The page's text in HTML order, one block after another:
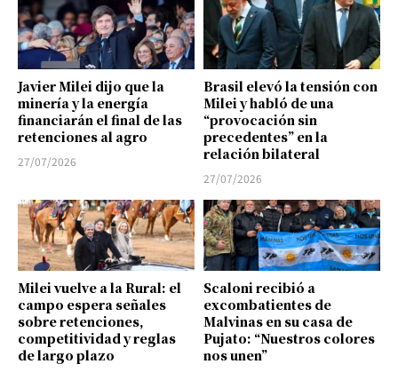
Javier Milei dijo que la
minería y la energía
financiarán el final de las
retenciones al agro
27/07/2026
Brasil elevó la tensión con
Milei y habló de una
“provocación sin
precedentes” en la
relación bilateral
27/07/2026
Milei vuelve a la Rural: el
campo espera señales
sobre retenciones,
competitividad y reglas
de largo plazo
Scaloni recibió a
excombatientes de
Malvinas en su casa de
Pujato: “Nuestros colores
nos unen”